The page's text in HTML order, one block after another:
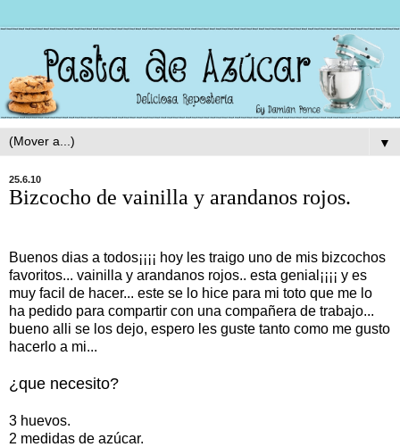
▼
25.6.10
Bizcocho de vainilla y arandanos rojos.
Buenos dias a todos¡¡¡¡ hoy les traigo uno de mis bizcochos
favoritos... vainilla y arandanos rojos.. esta genial¡¡¡¡ y es
muy facil de hacer... este se lo hice para mi toto que me lo
ha pedido para compartir con una compañera de trabajo...
bueno alli se los dejo, espero les guste tanto como me gusto
hacerlo a mi...
¿que necesito?
3 huevos.
2 medidas de azúcar.